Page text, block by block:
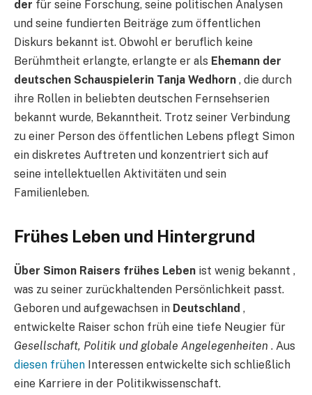
der für seine Forschung, seine politischen Analysen
und seine fundierten Beiträge zum öffentlichen
Diskurs bekannt ist. Obwohl er beruflich keine
Berühmtheit erlangte, erlangte er als Ehemann der
deutschen Schauspielerin Tanja Wedhorn , die durch
ihre Rollen in beliebten deutschen Fernsehserien
bekannt wurde, Bekanntheit. Trotz seiner Verbindung
zu einer Person des öffentlichen Lebens pflegt Simon
ein diskretes Auftreten und konzentriert sich auf
seine intellektuellen Aktivitäten und sein
Familienleben.
Frühes Leben und Hintergrund
Über Simon Raisers frühes Leben ist wenig bekannt ,
was zu seiner zurückhaltenden Persönlichkeit passt.
Geboren und aufgewachsen in Deutschland ,
entwickelte Raiser schon früh eine tiefe Neugier für
Gesellschaft, Politik und globale Angelegenheiten . Aus
diesen frühen Interessen entwickelte sich schließlich
eine Karriere in der Politikwissenschaft.